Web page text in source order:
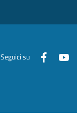
Seguici su